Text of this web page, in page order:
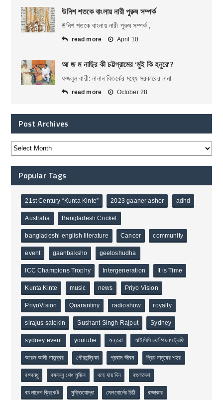
উনিশ শতকে বাংলায় নারী পুরুষ সম্পর্ক
উনিশ শতকে বাংলায় নারী পুরুষ সম্পর্ক ,
read more April 10
আ জ ম নাছির কী চট্টগ্রামের ‘মুই কি হনুরে’?
ফজলুল বারী: নানান বিতর্কের মধ্যে সরকারের নানা
read more October 28
Post Archives
Popular Tags
21st Century “Kunta Kinte” 2023 gaaner ashor adhd
Australia Bangladesh Cricket
bangladeshi english literature Cancer community
event gaanbaksho geetoshudha
ICC Champions Trophy Intergeneration It is Time
Kunta Kinte music news Priyo Vision
PriyoVision Quarantiny radioshow royalty
sirajus salekin Sushant Singh Rajput Sydney
sydney event youtube অন্তরা আইসিসি চ্যাম্পিয়নস ট্রফি
আরজ আলী মাতুব্বর গৌরচন্দ্রিকা প্রবাস জীবন প্রিয় মানুষের শহর
বঙ্গবন্ধু বঙ্গবন্ধু শেখ মুজিব বহে যায় দিন বাংলাদেশ
বাংলাদেশ ক্রিকেট মুক্তিযোদ্ধা মেলবোর্নের চিঠি রাজাকার